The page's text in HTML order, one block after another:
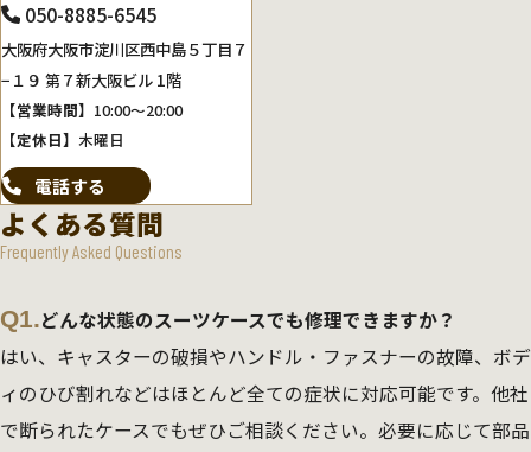
050-8885-6545
大阪府大阪市淀川区西中島５丁目７
−１９ 第７新大阪ビル 1階
【営業時間】 10:00～20:00
【定休日】 木曜日
電話する
よくある質問
Frequently Asked Questions
Q1.どんな状態のスーツケースでも修理できますか？
はい、キャスターの破損やハンドル・ファスナーの故障、ボデ
ィのひび割れなどはほとんど全ての症状に対応可能です。他社
で断られたケースでもぜひご相談ください。必要に応じて部品